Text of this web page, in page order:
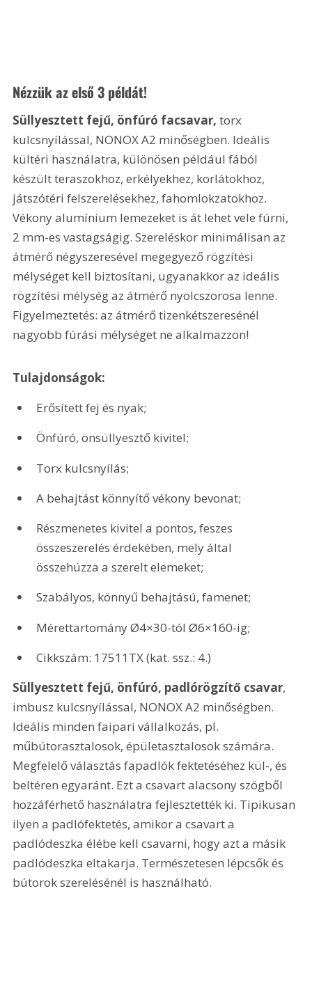
Nézzük az első 3 példát!
Süllyesztett fejű, önfúró facsavar, torx
kulcsnyílással, NONOX A2 minőségben. Ideális
kültéri használatra, különösen például fából
készült teraszokhoz, erkélyekhez, korlátokhoz,
játszótéri felszerelésekhez, fahomlokzatokhoz.
Vékony alumínium lemezeket is át lehet vele fúrni,
2 mm-es vastagságig. Szereléskor minimálisan az
átmérő négyszeresével megegyező rögzítési
mélységet kell biztosítani, ugyanakkor az ideális
rögzítési mélység az átmérő nyolcszorosa lenne.
Figyelmeztetés: az átmérő tizenkétszeresénél
nagyobb fúrási mélységet ne alkalmazzon!
Tulajdonságok:
Erősített fej és nyak;
Önfúró, önsüllyesztő kivitel;
Torx kulcsnyílás;
A behajtást könnyítő vékony bevonat;
Részmenetes kivitel a pontos, feszes
összeszerelés érdekében, mely által
összehúzza a szerelt elemeket;
Szabályos, könnyű behajtású, famenet;
Mérettartomány Ø4×30-tól Ø6×160-ig;
Cikkszám: 17511TX (kat. ssz.: 4.)
Süllyesztett fejű, önfúró, padlórögzítő csavar,
imbusz kulcsnyílással, NONOX A2 minőségben.
Ideális minden faipari vállalkozás, pl.
műbútorasztalosok, épületasztalosok számára.
Megfelelő választás fapadlók fektetéséhez kül-, és
beltéren egyaránt. Ezt a csavart alacsony szögből
hozzáférhető használatra fejlesztették ki. Tipikusan
ilyen a padlófektetés, amikor a csavart a
padlódeszka élébe kell csavarni, hogy azt a másik
padlódeszka eltakarja. Természetesen lépcsők és
bútorok szerelésénél is használható.